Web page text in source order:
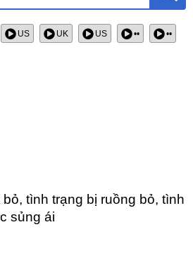
US UK US •• ••
tình trạng bị ruồng bỏ, tình
sủng ái